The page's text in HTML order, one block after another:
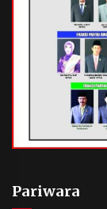
Pariwara